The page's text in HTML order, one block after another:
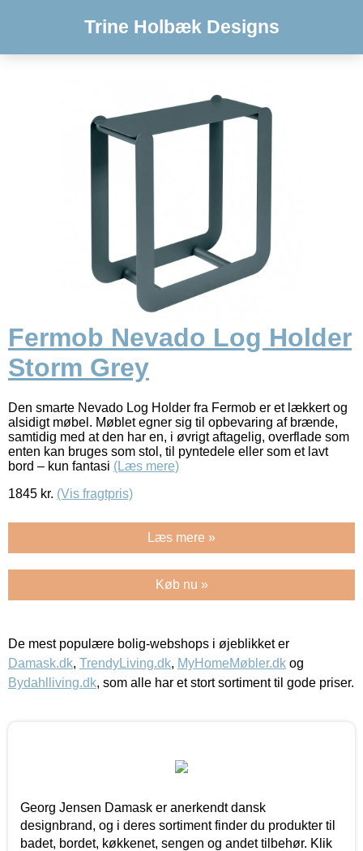
Trine Holbæk Designs
Fermob Nevado Log Holder
Storm Grey
Den smarte Nevado Log Holder fra Fermob er et lækkert og
alsidigt møbel. Møblet egner sig til opbevaring af brænde,
samtidig med at den har en, i øvrigt aftagelig, overflade som
enten kan bruges som stol, til pyntedele eller som et lavt
bord – kun fantasi (Læs mere)
1845 kr. (Vis fragtpris)
Læs mere »
Køb nu »
De mest populære bolig-webshops i øjeblikket er
Damask.dk, TrendyLiving.dk, MyHomeMøbler.dk og
Bydahlliving.dk, som alle har et stort sortiment til gode priser.
Georg Jensen Damask er anerkendt dansk
designbrand, og i deres sortiment finder du produkter til
badet, bordet, køkkenet, sengen og andet tilbehør. Klik